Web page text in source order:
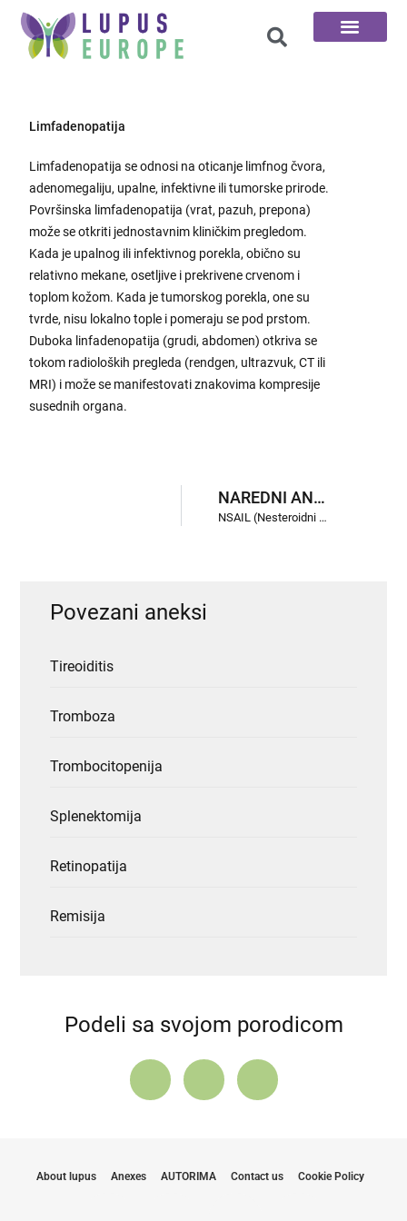
Limfadenopatija
Limfadenopatija se odnosi na oticanje limfnog čvora,
adenomegaliju, upalne, infektivne ili tumorske prirode.
Površinska limfadenopatija (vrat, pazuh, prepona)
može se otkriti jednostavnim kliničkim pregledom.
Kada je upalnog ili infektivnog porekla, obično su
relativno mekane, osetljive i prekrivene crvenom i
toplom kožom. Kada je tumorskog porekla, one su
tvrde, nisu lokalno tople i pomeraju se pod prstom.
Duboka linfadenopatija (grudi, abdomen) otkriva se
tokom radioloških pregleda (rendgen, ultrazvuk, CT ili
MRI) i može se manifestovati znakovima kompresije
susednih organa.
NAREDNI ANEKSI
NSAIL (Nesteroidni Antiinflamatorni Lekovi)
Povezani aneksi
Tireoiditis
Tromboza
Trombocitopenija
Splenektomija
Retinopatija
Remisija
Podeli sa svojom porodicom
About lupus Anexes AUTORIMA Contact us Cookie Policy